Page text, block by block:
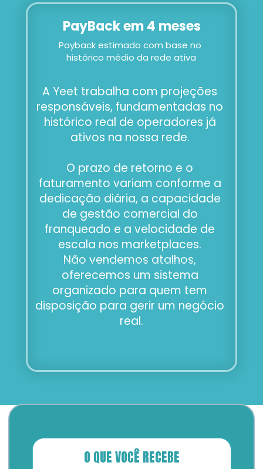
PayBack em 4 meses
Payback estimado com base no
histórico médio da rede ativa
A Yeet trabalha com projeções
responsáveis, fundamentadas no
histórico real de operadores já
ativos na nossa rede.
O prazo de retorno e o
faturamento variam conforme a
dedicação diária, a capacidade
de gestão comercial do
franqueado e a velocidade de
escala nos marketplaces.
Não vendemos atalhos,
oferecemos um sistema
organizado para quem tem
disposição para gerir um negócio
real.
O QUE VOCÊ RECEBE